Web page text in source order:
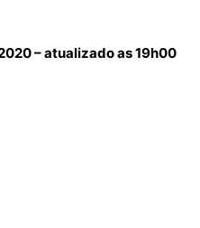
– atualizado as 19h00